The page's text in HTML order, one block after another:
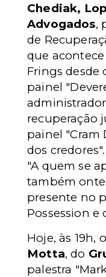
Chediak,
Advogados,
de
que
Frings desde
painel
recuperação
painel "Cram
dos
"A quem se
também
presente no
Possession e
Hoje, às 19h,
Motta, do
palestra